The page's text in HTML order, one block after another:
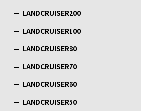
LANDCRUISER200
LANDCRUISER100
LANDCRUISER80
LANDCRUISER70
LANDCRUISER60
LANDCRUISER50